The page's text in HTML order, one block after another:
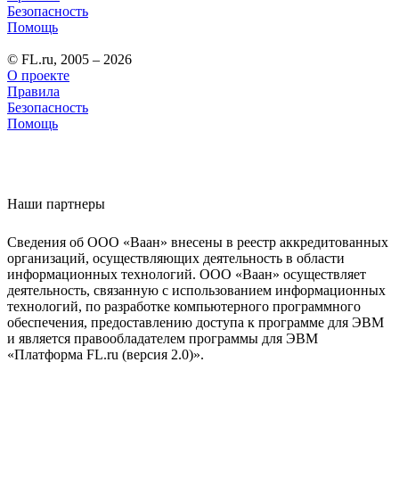
Безопасность
Помощь
© FL.ru, 2005 – 2026
О проекте
Правила
Безопасность
Помощь
Наши партнеры
Сведения об ООО «Ваан» внесены в реестр аккредитованных
организаций, осуществляющих деятельность в области
информационных технологий. ООО «Ваан» осуществляет
деятельность, связанную с использованием информационных
технологий, по разработке компьютерного программного
обеспечения, предоставлению доступа к программе для ЭВМ
и является правообладателем программы для ЭВМ
«Платформа FL.ru (версия 2.0)».